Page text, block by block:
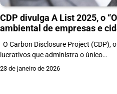
CDP divulga A List 2025, o
ambiental de empresas e
O Carbon Disclosure Project (CDP),
lucrativos que administra o único…
23 de janeiro de 2026